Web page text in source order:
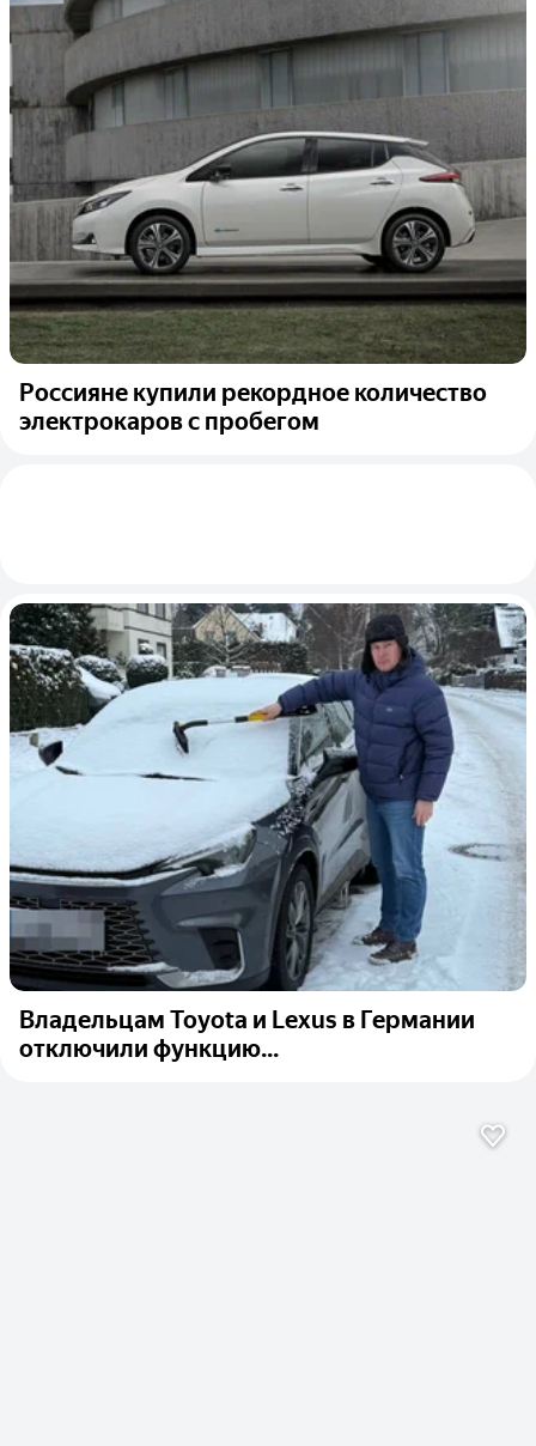
Россияне купили рекордное количество
электрокаров с пробегом
Владельцам Toyota и Lexus в Германии
отключили функцию...